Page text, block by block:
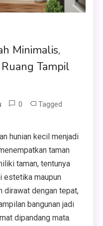
Minimalis,
Tampil
0 Tagged
hunian kecil menjadi
taman
taman, tentunya
estetika maupun
dirawat dengan tepat,
bangunan jadi
dipandang mata.